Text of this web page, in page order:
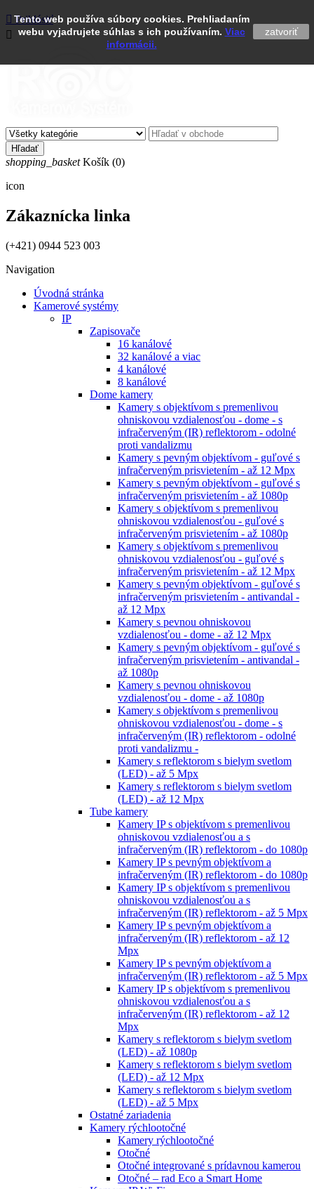
Tento web používa súbory cookies. Prehliadaním
webu vyjadrujete súhlas s ich používaním. Viac
informácii.
zatvoriť
 Prihlásiť

Hľadať
shopping_basket Košík (0)
icon
Zákaznícka linka
(+421) 0944 523 003
Navigation
Úvodná stránka
Kamerové systémy
IP
Zapisovače
16 kanálové
32 kanálové a viac
4 kanálové
8 kanálové
Dome kamery
Kamery s objektívom s premenlivou
ohniskovou vzdialenosťou - dome - s
infračerveným (IR) reflektorom - odolné
proti vandalizmu
Kamery s pevným objektívom - guľové s
infračerveným prisvietením - až 12 Mpx
Kamery s pevným objektívom - guľové s
infračerveným prisvietením - až 1080p
Kamery s objektívom s premenlivou
ohniskovou vzdialenosťou - guľové s
infračerveným prisvietením - až 1080p
Kamery s objektívom s premenlivou
ohniskovou vzdialenosťou - guľové s
infračerveným prisvietením - až 12 Mpx
Kamery s pevným objektívom - guľové s
infračerveným prisvietením - antivandal -
až 12 Mpx
Kamery s pevnou ohniskovou
vzdialenosťou - dome - až 12 Mpx
Kamery s pevným objektívom - guľové s
infračerveným prisvietením - antivandal -
až 1080p
Kamery s pevnou ohniskovou
vzdialenosťou - dome - až 1080p
Kamery s objektívom s premenlivou
ohniskovou vzdialenosťou - dome - s
infračerveným (IR) reflektorom - odolné
proti vandalizmu -
Kamery s reflektorom s bielym svetlom
(LED) - až 5 Mpx
Kamery s reflektorom s bielym svetlom
(LED) - až 12 Mpx
Tube kamery
Kamery IP s objektívom s premenlivou
ohniskovou vzdialenosťou a s
infračerveným (IR) reflektorom - do 1080p
Kamery IP s pevným objektívom a
infračerveným (IR) reflektorom - do 1080p
Kamery IP s objektívom s premenlivou
ohniskovou vzdialenosťou a s
infračerveným (IR) reflektorom - až 5 Mpx
Kamery IP s pevným objektívom a
infračerveným (IR) reflektorom - až 12
Mpx
Kamery IP s pevným objektívom a
infračerveným (IR) reflektorom - až 5 Mpx
Kamery IP s objektívom s premenlivou
ohniskovou vzdialenosťou a s
infračerveným (IR) reflektorom - až 12
Mpx
Kamery s reflektorom s bielym svetlom
(LED) - až 1080p
Kamery s reflektorom s bielym svetlom
(LED) - až 12 Mpx
Kamery s reflektorom s bielym svetlom
(LED) - až 5 Mpx
Ostatné zariadenia
Kamery rýchlootočné
Kamery rýchlootočné
Otočné
Otočné integrované s prídavnou kamerou
Otočné – rad Eco a Smart Home